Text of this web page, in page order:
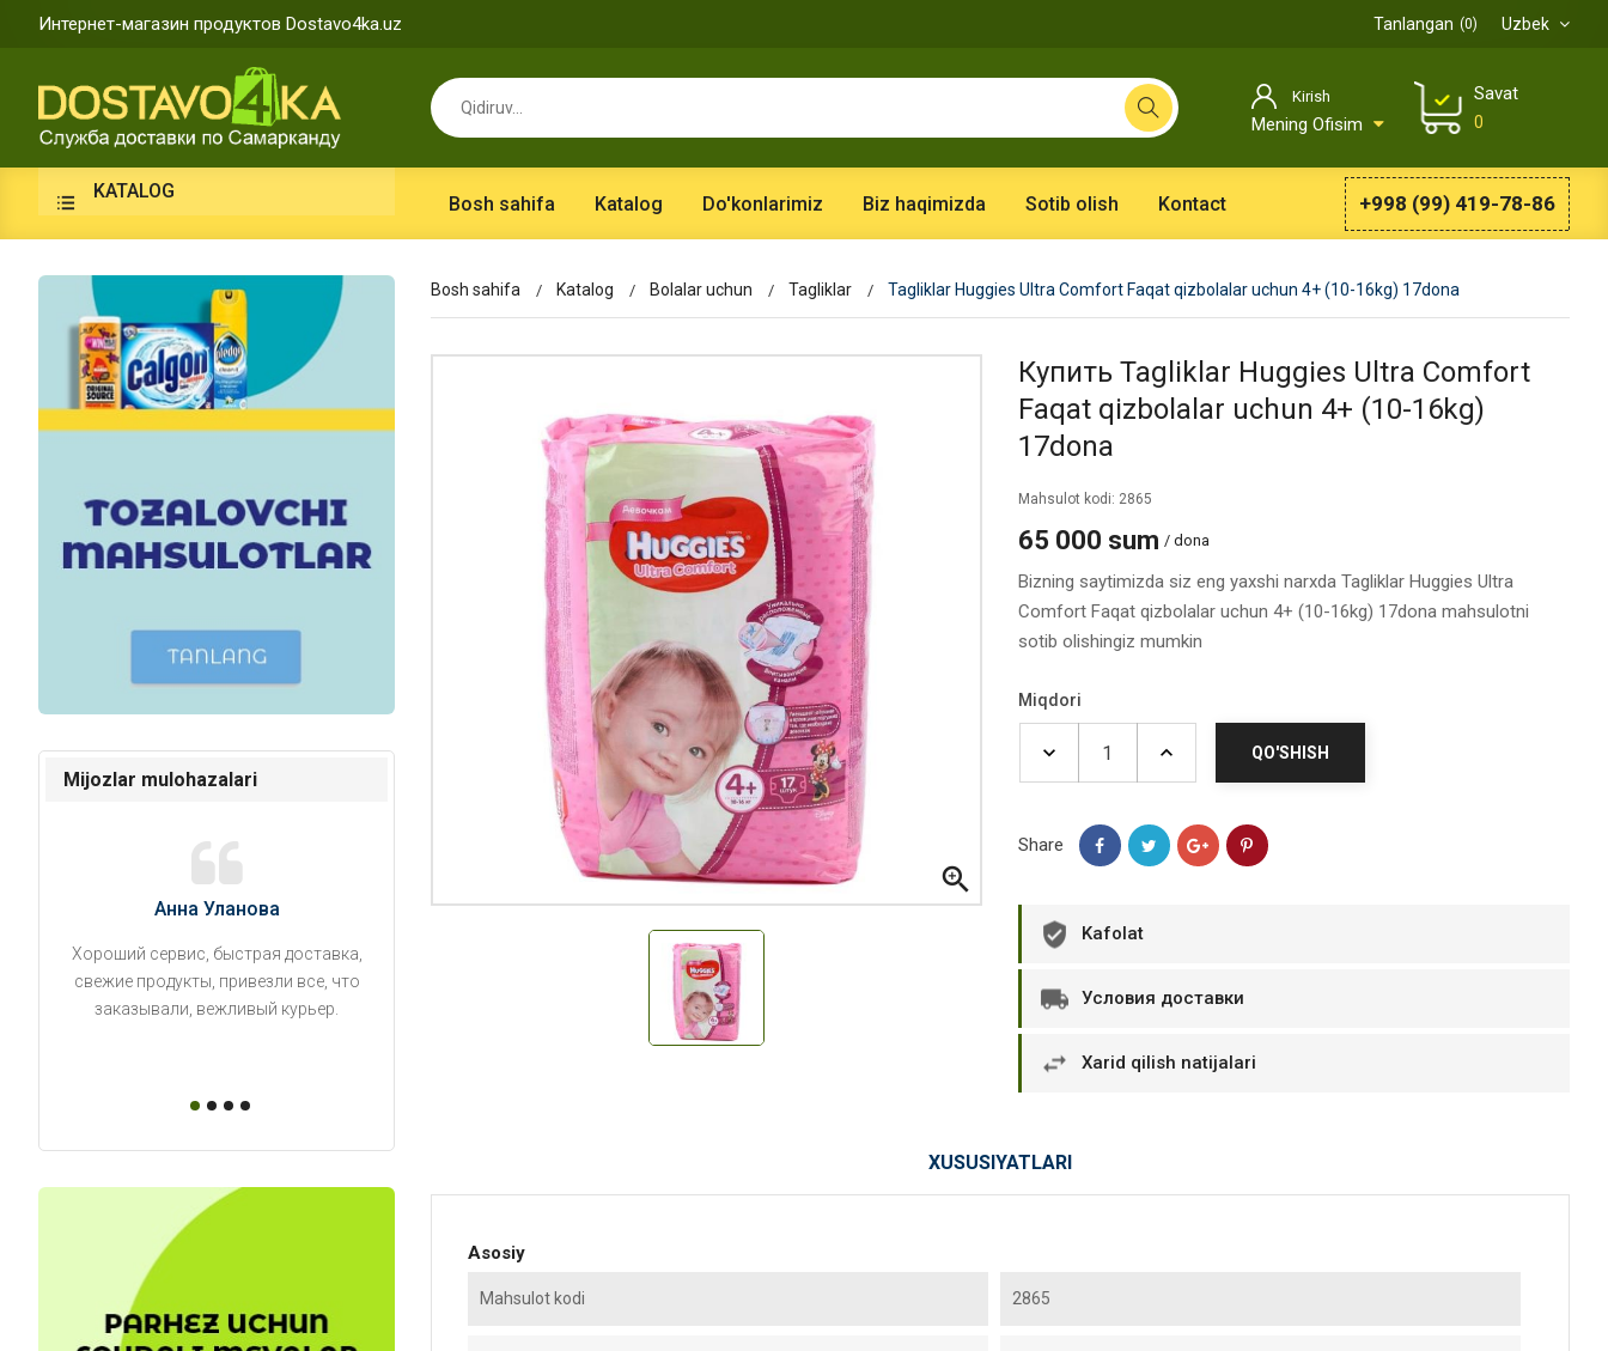
Интернет-магазин продуктов Dostavo4ka.uz Uzbek
Tanlangan 0
Kirish
Mening Ofisim
Savat
0
KATALOG
Bosh sahifa Katalog Do'konlarimiz Biz haqimizda Sotib olish Kontact +998 (99) 419-78-86
Mijozlar mulohazalari
Анна Уланова
Хороший сервис, быстрая доставка,
свежие продукты, привезли все, что
заказывали, вежливый курьер.
Александр П. Ольга Кузяева
Лежу в больнице, сделала заказ, все
привезли раньше назначенного
времени. Курьер Анвар, спасибо ему!
Вежливый и отзывчивый персонал.
максимально быстро. Покупал мясо
и овощи. Мясо свежее. Очень
доволен. Буду покупать ещё.
Bosh sahifa Katalog Bolalar uchun Tagliklar Tagliklar Huggies Ultra Comfort Faqat qizbolalar uchun 4+ (10-16kg) 17dona

Купить Tagliklar Huggies Ultra Comfort
Faqat qizbolalar uchun 4+ (10-16kg)
17dona
Mahsulot kodi: 2865
65 000 sum / dona
Bizning saytimizda siz eng yaxshi narxda Tagliklar Huggies Ultra
Comfort Faqat qizbolalar uchun 4+ (10-16kg) 17dona mahsulotni
sotib olishingiz mumkin
Miqdori
QO'SHISH
Share
Kafolat
Условия доставки
Xarid qilish natijalari
XUSUSIYATLARI
Asosiy
Mahsulot kodi 2865